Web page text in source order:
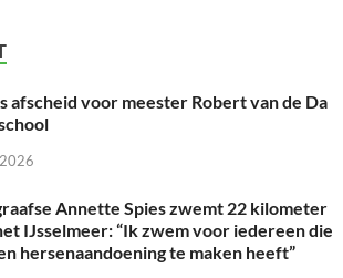
afscheid voor meester Robert van de Da
Annette Spies zwemt 22 kilometer
IJsselmeer: “Ik zwem voor iedereen die
hersenaandoening te maken heeft”